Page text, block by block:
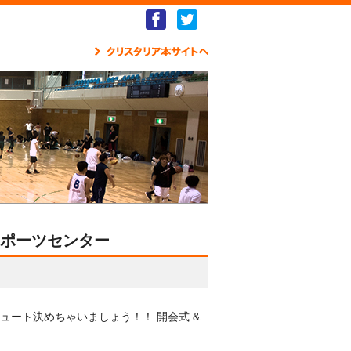
Facebook
ーツセンター
ート決めちゃいましょう！！ 開会式 &